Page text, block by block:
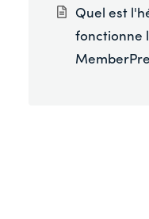
Quel est
fonctionne